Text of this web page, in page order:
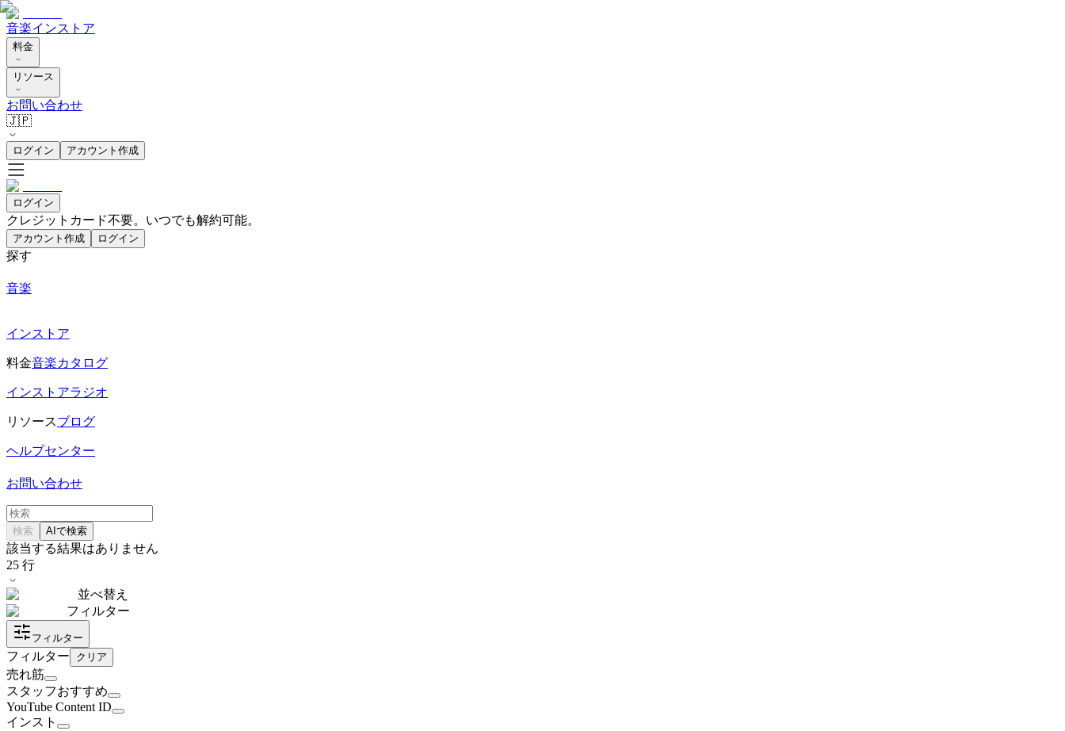
音楽インストア
料金
リソース
お問い合わせ
🇯🇵
ログイン アカウント作成
ログイン
クレジットカード不要。いつでも解約可能。
アカウント作成 ログイン
探す
音楽
インストア
料金音楽カタログ
インストアラジオ
リソースブログ
ヘルプセンター
お問い合わせ
検索 AIで検索
該当する結果はありません
25 行
並べ替え
フィルター
フィルター
フィルター クリア
売れ筋
スタッフおすすめ
YouTube Content ID
インスト